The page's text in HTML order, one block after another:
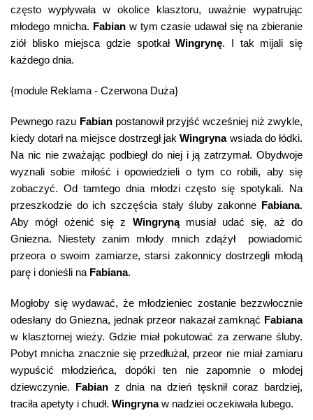
często wypływała w okolice klasztoru, uważnie wypatrując
młodego mnicha. Fabianw tym czasie udawał się na zbieranie
ziół blisko miejsca gdzie spotkałWingrynę. I tak mijali się
każdego dnia.
{module Reklama - Czerwona Duża}
Pewnego razu Fabianpostanowił przyjść wcześniej niż zwykle,
kiedy dotarł na miejsce dostrzegł jakWingrynawsiada do łódki.
Na nic nie zważając podbiegł do niej i ją zatrzymał. Obydwoje
wyznali sobie miłość i opowiedzieli o tym co robili, aby się
zobaczyć. Od tamtego dnia młodzi często się spotykali. Na
przeszkodzie do ich szczęścia stały śluby zakonne Fabiana.
Aby mógł ożenić się z Wingrynąmusiał udać się, aż do
Gniezna. Niestety zanim młody mnich zdążył powiadomić
przeora o swoim zamiarze, starsi zakonnicy dostrzegli młodą
parę i donieśli na Fabiana.
Mogłoby się wydawać, że młodzieniec zostanie bezzwłocznie
odesłany do Gniezna, jednak przeor nakazał zamknąć Fabiana
w klasztornej wieży. Gdzie miał pokutować za zerwane śluby.
Pobyt mnicha znacznie się przedłużał, przeor nie miał zamiaru
wypuścić młodzieńca, dopóki ten nie zapomnie o młodej
dziewczynie. Fabian z dnia na dzień tęsknił coraz bardziej,
traciła apetyty i chudł. Wingrynaw nadziei oczekiwała lubego.